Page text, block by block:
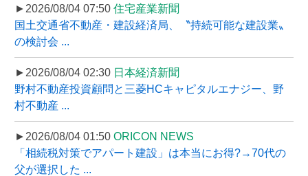
►2026/08/04 07:50 住宅産業新聞
国土交通省不動産・建設経済局、〝持続可能な建設業〟
の検討会 ...
►2026/08/04 02:30 日本経済新聞
野村不動産投資顧問と三菱HCキャピタルエナジー、野
村不動産 ...
►2026/08/04 01:50 ORICON NEWS
「相続税対策でアパート建設」は本当にお得?→70代の
父が選択した ...